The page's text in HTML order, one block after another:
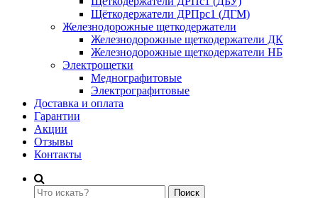
Щёткодержатели ДРПрс1 (ДГМ)
Железнодорожные щеткодержатели
Железнодорожные щеткодержатели ДК
Железнодорожные щеткодержатели НБ
Электрощетки
Меднографитовые
Электрографитовые
Доставка и оплата
Гарантии
Акции
Отзывы
Контакты
Поиск